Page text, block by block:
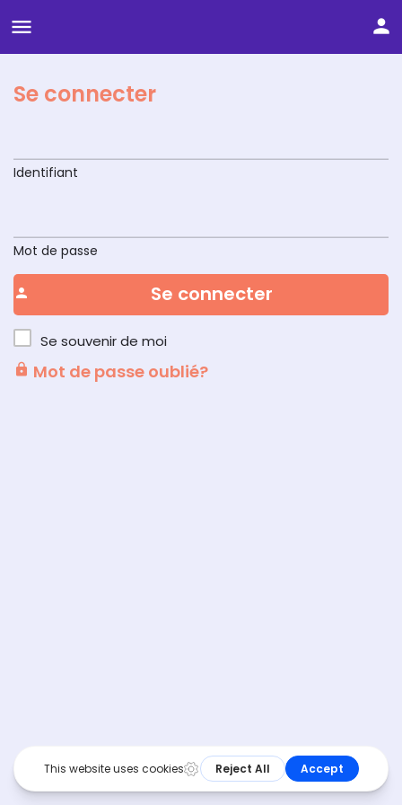
Se connecter
Identifiant
Mot de passe
Se connecter
Se souvenir de moi
Mot de passe oublié?